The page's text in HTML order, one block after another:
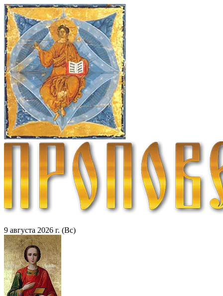
9 августа 2026 г. (Вс)